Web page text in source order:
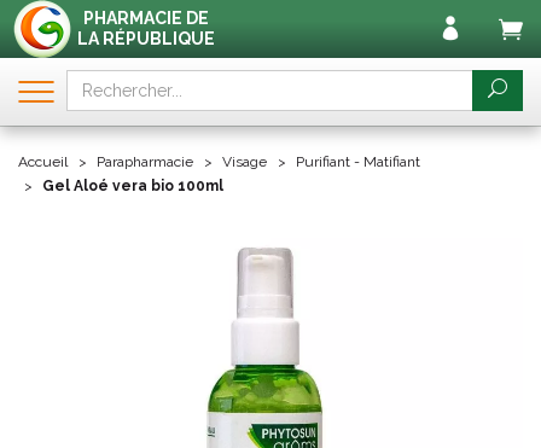
PHARMACIE DE
LA RÉPUBLIQUE
Accueil Parapharmacie Visage
Purifiant - Matifiant
Gel Aloé vera bio 100ml